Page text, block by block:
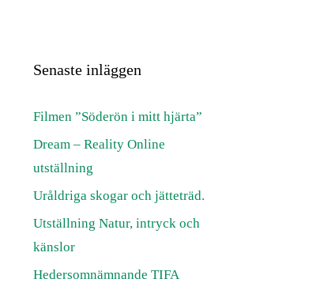
Senaste inläggen
Filmen ”Söderön i mitt hjärta”
Dream – Reality Online
utställning
Uråldriga skogar och jätteträd.
Utställning Natur, intryck och
känslor
Hedersomnämnande TIFA